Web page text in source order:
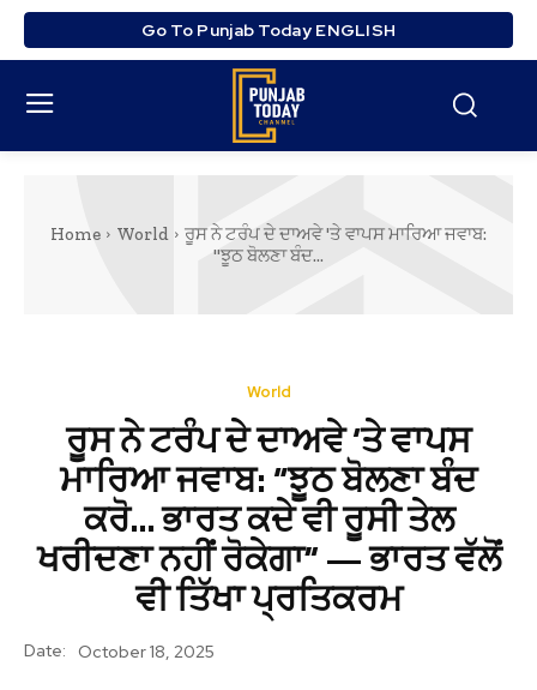
Go To Punjab Today ENGLISH
Home World
ਰੂਸ ਨੇ ਟਰੰਪ ਦੇ ਦਾਅਵੇ 'ਤੇ ਵਾਪਸ ਮਾਰਿਆ ਜਵਾਬ:
"ਝੂਠ ਬੋਲਣਾ ਬੰਦ...
World
ਰੂਸ ਨੇ ਟਰੰਪ ਦੇ ਦਾਅਵੇ ‘ਤੇ ਵਾਪਸ
ਮਾਰਿਆ ਜਵਾਬ: “ਝੂਠ ਬੋਲਣਾ ਬੰਦ
ਕਰੋ… ਭਾਰਤ ਕਦੇ ਵੀ ਰੂਸੀ ਤੇਲ
ਖਰੀਦਣਾ ਨਹੀਂ ਰੋਕੇਗਾ” — ਭਾਰਤ ਵੱਲੋਂ
ਵੀ ਤਿੱਖਾ ਪ੍ਰਤਿਕਰਮ
Date: October 18, 2025